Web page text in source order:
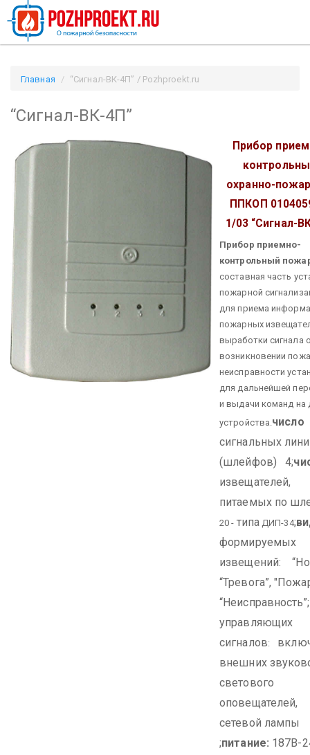
Главная “Сигнал-ВК-4П” / Pozhproekt.ru
“Сигнал-ВК-4П”
Прибор
охранно-
ППКОП
1/03 “Сигнал-
Прибор приемно-
контрольный
составная часть
пожарной
для приема
пожарных
выработки сигнала
возникновении
неисправности
для дальнейшей
и выдачи команд на
устройства. число
сигнальных
(шлейфов) 4;
извещателей,
питаемых по
20 - типаДИП-34;
формируемых
извещений:
“Тревога”,
“Неисправность”;
управляющих
сигналов:
внешних
светового
оповещателей,
сетевой лампы
;питание: 187В-